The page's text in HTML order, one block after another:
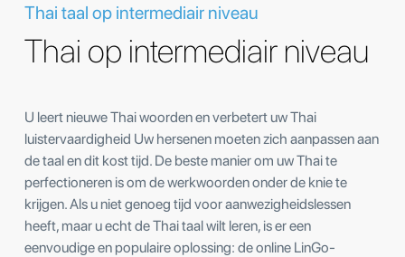
Thai taal op intermediair niveau
Thai op intermediair niveau
U leert nieuwe Thai woorden en verbetert uw Thai
luistervaardigheid Uw hersenen moeten zich aanpassen aan
de taal en dit kost tijd. De beste manier om uw Thai te
perfectioneren is om de werkwoorden onder de knie te
krijgen. Als u niet genoeg tijd voor aanwezigheidslessen
heeft, maar u echt de Thai taal wilt leren, is er een
eenvoudige en populaire oplossing: de online LinGo-